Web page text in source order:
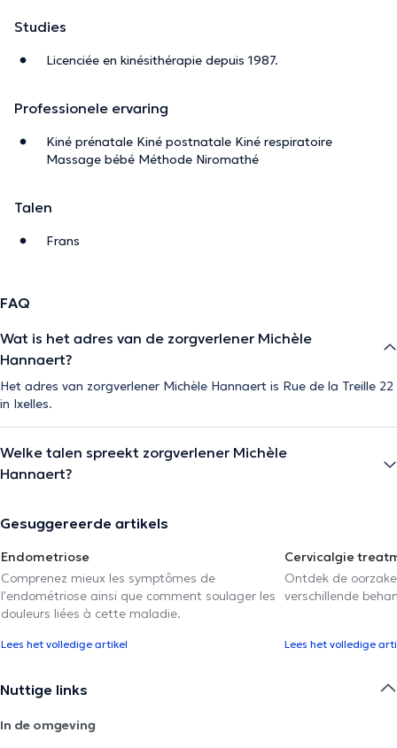
Studies
Licenciée en kinésithérapie depuis 1987.
Professionele ervaring
Kiné prénatale Kiné postnatale Kiné respiratoire
Massage bébé Méthode Niromathé
Talen
Frans
FAQ
Wat is het adres van de zorgverlener Michèle
Hannaert?
Het adres van zorgverlener Michèle Hannaert is Rue de la Treille 22
in Ixelles.
Welke talen spreekt zorgverlener Michèle
Hannaert?
Gesuggereerde artikels
Endometriose
Comprenez mieux les symptômes de
l'endométriose ainsi que comment soulager les
douleurs liées à cette maladie.
Lees het volledige artikel
Cervicalgie
Ontdek de
verschillende
Lees het volledige
Nuttige links
In de omgeving